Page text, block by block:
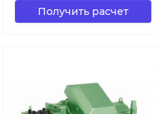
Получить расчет